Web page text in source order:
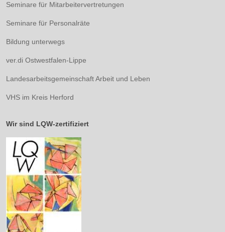
Seminare für Mitarbeitervertretungen
Seminare für Personalräte
Bildung unterwegs
ver.di Ostwestfalen-Lippe
Landesarbeitsgemeinschaft Arbeit und Leben
VHS im Kreis Herford
Wir sind LQW-zertifiziert